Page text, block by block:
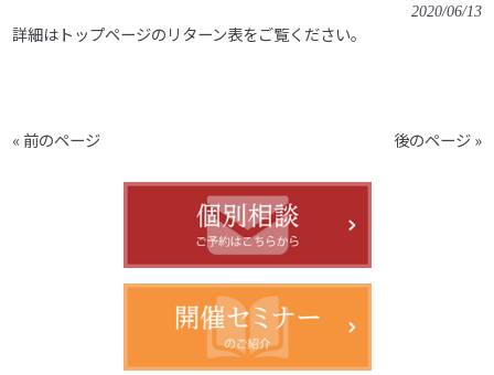
2020/06/13
詳細はトップページのリターン表をご覧ください。
« 前のページ 後のページ »